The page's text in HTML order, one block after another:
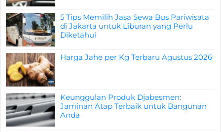
5 Tips Memilih Jasa Sewa Bus Pariwisata
di Jakarta untuk Liburan yang Perlu
Diketahui
Harga Jahe per Kg Terbaru Agustus 2026
Keunggulan Produk Djabesmen:
Jaminan Atap Terbaik untuk Bangunan
Anda